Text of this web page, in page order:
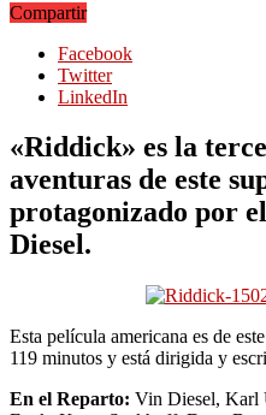
Compartir
Facebook
Twitter
LinkedIn
«Riddick» es la
aventuras de este
protagonizado por
Diesel.
Esta película americana es de
119 minutos y está dirigida y
En el Reparto: Vin Diesel, Karl